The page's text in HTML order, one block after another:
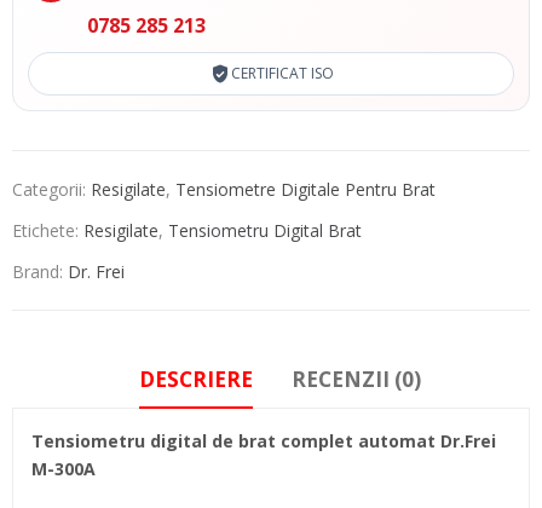
0785 285 213
CERTIFICAT ISO
Categorii: Resigilate, Tensiometre Digitale Pentru Brat
Etichete: Resigilate, Tensiometru Digital Brat
Brand: Dr. Frei
DESCRIERE RECENZII (0)
Tensiometru digital de brat complet automat Dr.Frei
M-300A